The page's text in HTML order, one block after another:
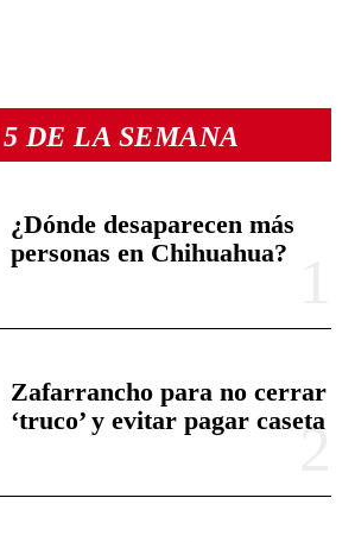
5 DE LA SEMANA
¿Dónde desaparecen más
personas en Chihuahua?
Zafarrancho para no cerrar
‘truco’ y evitar pagar caseta